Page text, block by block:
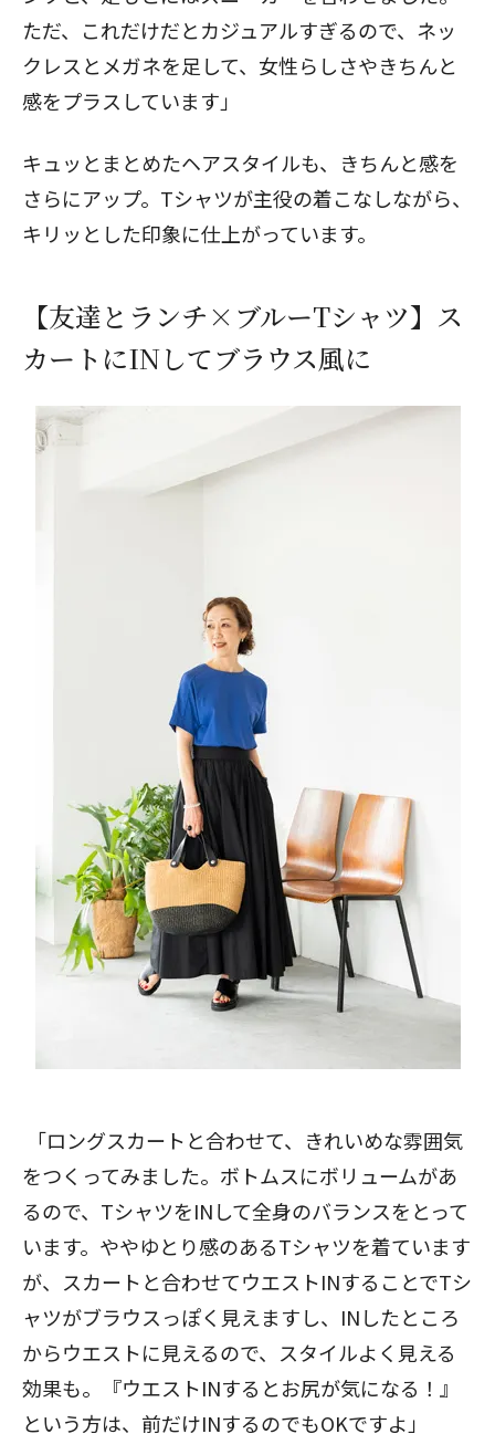
ただ、これだけだとカジュアルすぎるので、ネッ
クレスとメガネを足して、女性らしさやきちんと
感をプラスしています」
キュッとまとめたヘアスタイルも、きちんと感を
さらにアップ。Tシャツが主役の着こなしながら、
キリッとした印象に仕上がっています。
【友達とランチ×ブルーTシャツ】ス
カートにINしてブラウス風に
「ロングスカートと合わせて、きれいめな雰囲気
をつくってみました。ボトムスにボリュームがあ
るので、TシャツをINして全身のバランスをとって
います。ややゆとり感のあるTシャツを着ています
が、スカートと合わせてウエストINすることでTシ
ャツがブラウスっぽく見えますし、INしたところ
からウエストに見えるので、スタイルよく見える
効果も。『ウエストINするとお尻が気になる！』
という方は、前だけINするのでもOKですよ」